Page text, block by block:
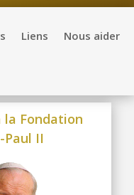
Liens Nous aider
la Fondation
Paul II